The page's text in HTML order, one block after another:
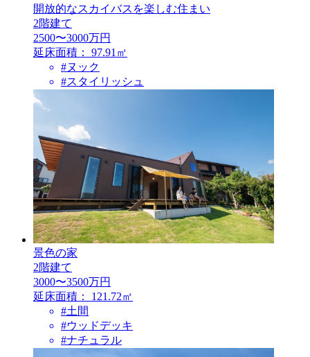
開放的なスカイバスを楽しむ住まい
2階建て
2500〜3000万円
延床面積：
97.91㎡
#ヌック
#スタイリッシュ
景色の家
2階建て
3000〜3500万円
延床面積：
121.72㎡
#土間
#ウッドデッキ
#ナチュラル